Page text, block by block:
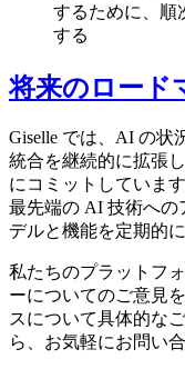
するために、順
する
将来のロード
Giselle では、AI の状
統合を継続的に拡張
にコミットしていま
最先端の AI 技術への
デルと機能を定期的
私たちのプラットフ
ーについてのご意見
スについて具体的な
ら、お気軽にお問い